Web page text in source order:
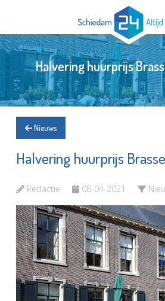
Halvering huurprijs
Nieuws
Halvering huurprijs
Redactie 08-04-2021